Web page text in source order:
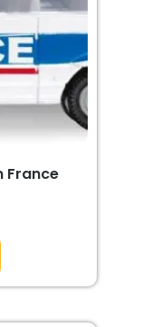
France